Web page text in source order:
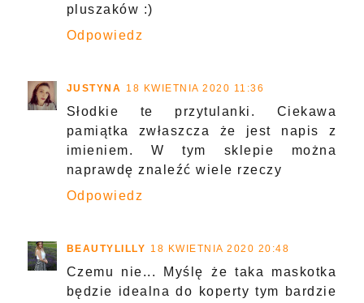
pluszaków :)
Odpowiedz
JUSTYNA 18 KWIETNIA 2020 11:36
Słodkie te przytulanki. Ciekawa
pamiątka zwłaszcza że jest napis z
imieniem. W tym sklepie można
naprawdę znaleźć wiele rzeczy
Odpowiedz
BEAUTYLILLY 18 KWIETNIA 2020 20:48
Czemu nie... Myślę że taka maskotka
będzie idealna do koperty tym bardzie